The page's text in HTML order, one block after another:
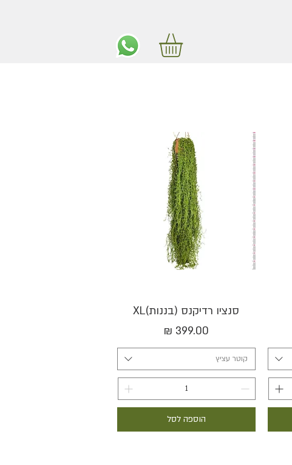
תצוגה מהירה
סנציו רדיקנס (בננות)XL
מחיר
קוטר עציץ
הוספה לסל